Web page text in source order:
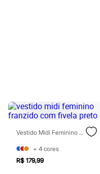
Bruna Tavares
Carolina Herrera
Ciclo
Fran by Franciny Ehlke
Jean Paul Gaultier
Lancôme
Mari Maria
Mascavo
Vestido Midi Feminino Franzido Com Fivela Preto
+ 4 cores
R$ 179,99